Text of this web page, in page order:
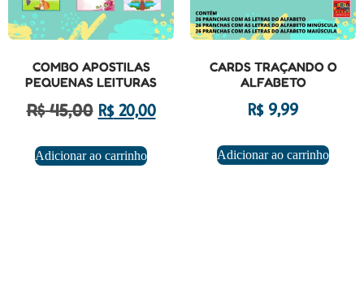
COMBO APOSTILAS
PEQUENAS LEITURAS
R$45,00 R$20,00
Adicionar ao carrinho
CARDS TRAÇANDO O
ALFABETO
R$9,99
Adicionar ao carrinho